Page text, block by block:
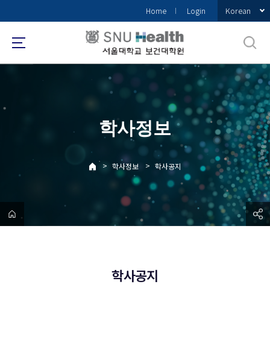
로
메
Home Login Korean
학사정보
> 학사정보 > 학사공지
학사공지